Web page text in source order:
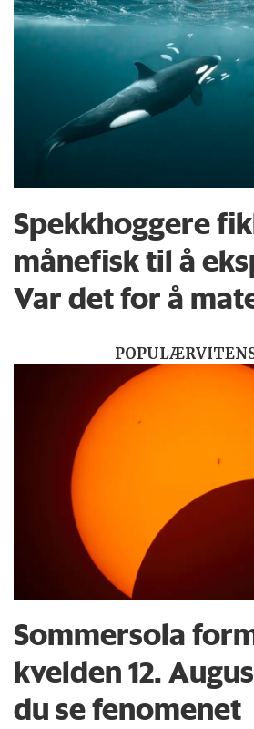
Spekkhoggere
månefisk til å
Var det for å
Sommersola
kvelden 12.
du se fenomenet